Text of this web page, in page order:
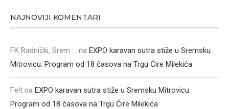
NAJNOVIJI KOMENTARI
FK Radnički, Srem ... na EXPO karavan sutra stiže u Sremsku
Mitrovicu: Program od 18 časova na Trgu Ćire Milekića
Felt na EXPO karavan sutra stiže u Sremsku Mitrovicu:
Program od 18 časova na Trgu Ćire Milekića